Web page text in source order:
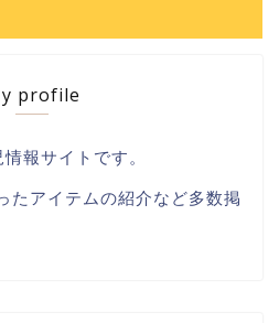
profile
報サイトです。
たアイテムの紹介など多数掲